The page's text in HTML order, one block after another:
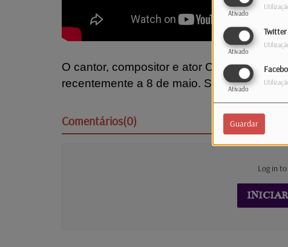
Ativado
Twitter
Ativado
Ativado
Guardar
O cantor, compositor e ator Carlos Félix
recentemente a 8 de maio. Será a aposta
Comentários(0)
Log in